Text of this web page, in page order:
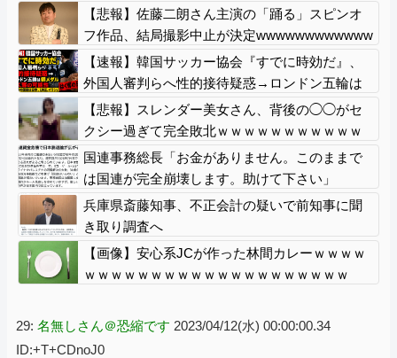
【悲報】佐藤二朗さん主演の「踊る」スピンオ
フ作品、結局撮影中止が決定wwwwwwwwwwww
【速報】韓国サッカー協会『すでに時効だ』、
外国人審判らへ性的接待疑惑→ロンドン五輪は
銅メダルはく奪の可能性「審判の国籍は日本、U
AE、イラン」
【悲報】スレンダー美女さん、背後の◯◯がセ
クシー過ぎて完全敗北ｗｗｗｗｗｗｗｗｗｗｗ
ｗｗｗｗ 【Pickup07093014】
国連事務総長「お金がありません。このままで
は国連が完全崩壊します。助けて下さい」
兵庫県斎藤知事、不正会計の疑いで前知事に聞
き取り調査へ
【画像】安心系JCが作った林間カレーｗｗｗｗ
ｗｗｗｗｗｗｗｗｗｗｗｗｗｗｗｗｗｗｗｗ
29: 名無しさん＠恐縮です 2023/04/12(水) 00:00:00.34
ID:+T+CDnoJ0